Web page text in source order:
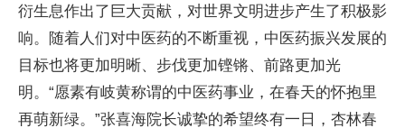
衍生息作出了巨大贡献，对世界文明进步产生了积极影
响。随着人们对中医药的不断重视，中医药振兴发展的
目标也将更加明晰、步伐更加铿锵、前路更加光
明。“愿素有岐黄称谓的中医药事业，在春天的怀抱里
再萌新绿。”张喜海院长诚挚的希望终有一日，杏林春